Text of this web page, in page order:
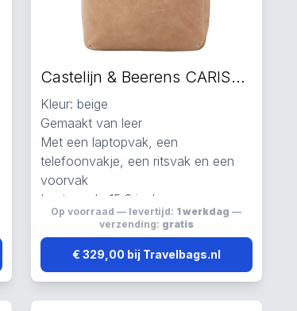
Castelijn & Beerens CARISMA Laptop Rugzakken beige
Kleur: beige
Gemaakt van leer
Met een laptopvak, een
telefoonvakje, een ritsvak en een
voorvak
Laptopvak: 15.6 inch
Op voorraad — levertijd: 1 werkdag —
verzending: gratis
€ 329,00 bij Travelbags.nl